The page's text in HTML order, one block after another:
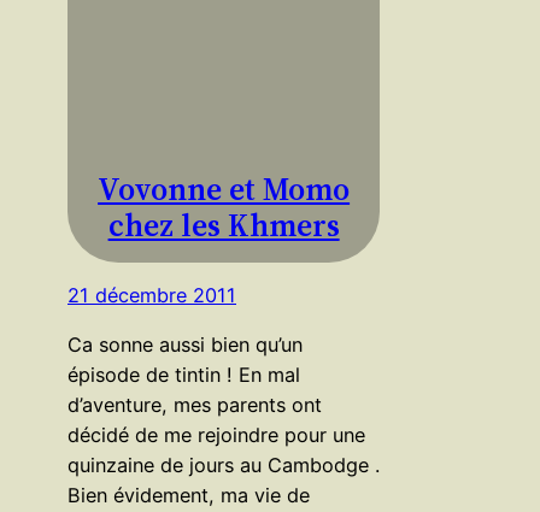
Vovonne et Momo
chez les Khmers
21 décembre 2011
Ca sonne aussi bien qu’un
épisode de tintin ! En mal
d’aventure, mes parents ont
décidé de me rejoindre pour une
quinzaine de jours au Cambodge .
Bien évidement, ma vie de